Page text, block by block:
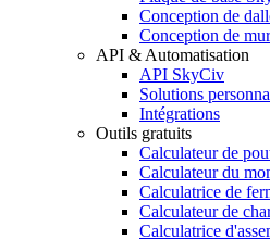
Conception de
Conception de
API & Automatisation
API SkyCiv
Solutions
Intégrations
Outils gratuits
Calculateur de
Calculateur du
Calculatrice de
Calculateur de
Calculatrice